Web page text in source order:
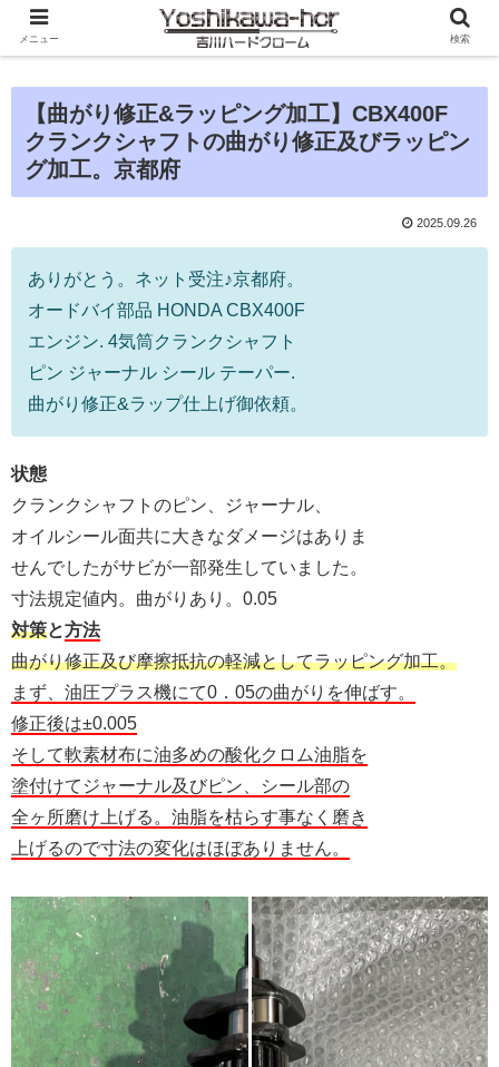
【曲がり修正&ラッピング加工】CBX400F
クランクシャフトの曲がり修正及びラッピン
グ加工。京都府
2025.09.26
ありがとう。ネット受注♪京都府。
オードバイ部品 HONDA CBX400F
エンジン. 4気筒クランクシャフト
ピン ジャーナル シール テーパー.
曲がり修正&ラップ仕上げ御依頼。
状態
クランクシャフトのピン、ジャーナル、
オイルシール面共に大きなダメージはありま
せんでしたがサビが一部発生していました。
寸法規定値内。曲がりあり。0.05
対策と方法
曲がり修正及び摩擦抵抗の軽減としてラッピング加工。
まず、油圧プラス機にて0．05の曲がりを伸ばす。
修正後は±0.005
そして軟素材布に油多めの酸化クロム油脂を
塗付けてジャーナル及びピン、シール部の
全ヶ所磨け上げる。油脂を枯らす事なく磨き
上げるので寸法の変化はほぼありません。
メニュー 検索